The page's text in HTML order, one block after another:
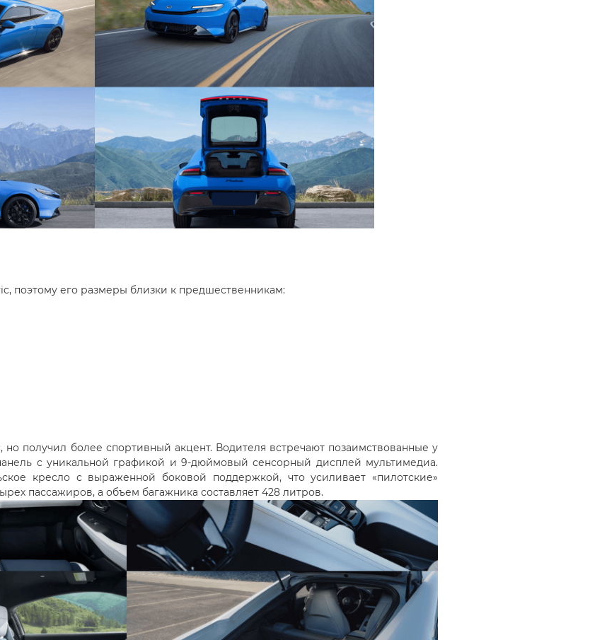
поэтому его размеры близки к предшественникам:
получил более спортивный акцент. Водителя встречают позаимствованные у
с уникальной графикой и 9-дюймовый сенсорный дисплей мультимедиа.
кресло с выраженной боковой поддержкой, что усиливает «пилотские»
пассажиров, а объем багажника составляет 428 литров.